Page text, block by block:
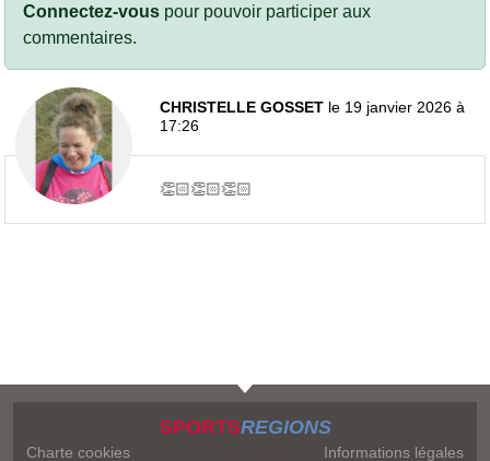
Connectez-vous pour pouvoir participer aux
commentaires.
CHRISTELLE GOSSET le 19 janvier 2026 à
17:26
👏🏻👏🏻👏🏻
SPORTSREGIONS
Charte cookies Informations légales